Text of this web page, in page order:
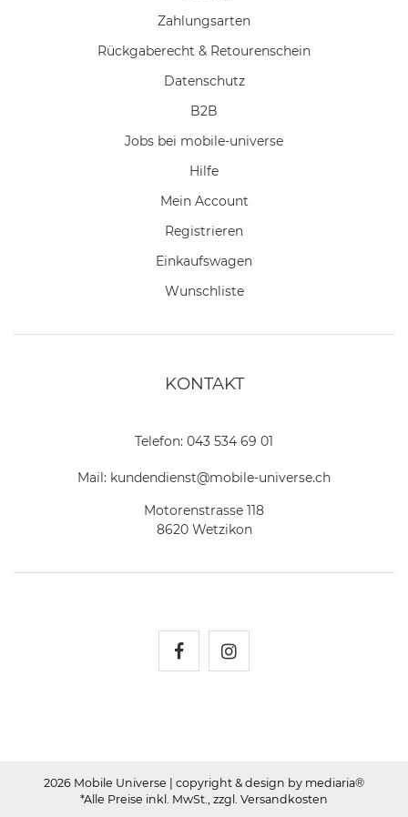
Zahlungsarten
Rückgaberecht & Retourenschein
Datenschutz
B2B
Jobs bei mobile-universe
Hilfe
Mein Account
Registrieren
Einkaufswagen
Wunschliste
KONTAKT
Telefon: 043 534 69 01
Mail: kundendienst@mobile-universe.ch
Motorenstrasse 118
8620 Wetzikon
2026 Mobile Universe | copyright & design by mediaria®
*Alle Preise inkl. MwSt., zzgl. Versandkosten